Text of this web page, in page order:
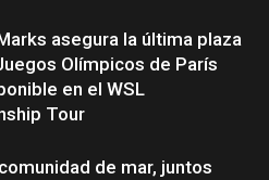
asegura la última plaza
Olímpicos de París
en el WSL
Tour
de mar, juntos